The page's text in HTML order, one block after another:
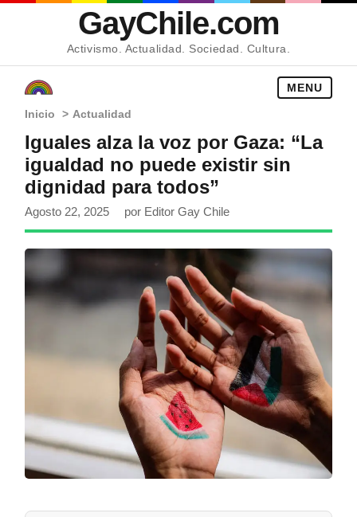
GayChile.com
Activismo. Actualidad. Sociedad. Cultura.
MENU
Inicio > Actualidad
Iguales alza la voz por Gaza: “La
igualdad no puede existir sin
dignidad para todos”
Agosto 22, 2025 por Editor Gay Chile